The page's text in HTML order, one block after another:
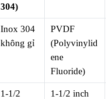
304)
Inox 304
không gỉ
PVDF
(Polyvinylid
ene
Fluoride)
1-1/2
1-1/2 inch